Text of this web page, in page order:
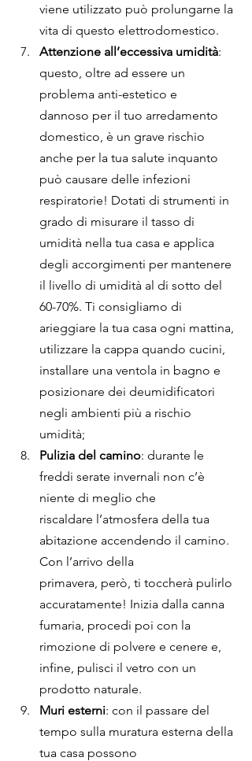
viene utilizzato può prolungarne la
vita di questo elettrodomestico.
Attenzione all’eccessiva umidità:
questo, oltre ad essere un
problema anti-estetico e
dannoso per il tuo arredamento
domestico, è un grave rischio
anche per la tua salute inquanto
può causare delle infezioni
respiratorie! Dotati di strumenti in
grado di misurare il tasso di
umidità nella tua casa e applica
degli accorgimenti per mantenere
il livello di umidità al di sotto del
60-70%. Ti consigliamo di
arieggiare la tua casa ogni mattina,
utilizzare la cappa quando cucini,
installare una ventola in bagno e
posizionare dei deumidificatori
negli ambienti più a rischio
umidità;
Pulizia del camino: durante le
freddi serate invernali non c’è
niente di meglio che
riscaldare l’atmosfera della tua
abitazione accendendo il camino.
Con l’arrivo della
primavera, però, ti toccherà pulirlo
accuratamente! Inizia dalla canna
fumaria, procedi poi con la
rimozione di polvere e cenere e,
infine, pulisci il vetro con un
prodotto naturale.
Muri esterni: con il passare del
tempo sulla muratura esterna della
tua casa possono